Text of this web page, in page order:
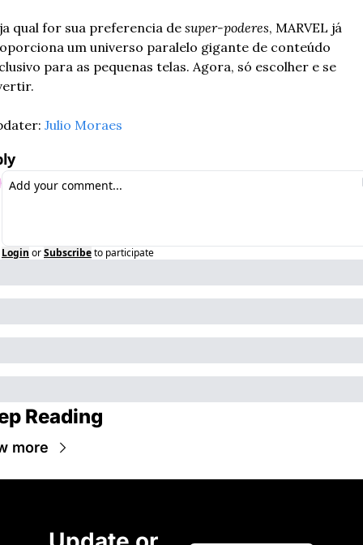
qual for sua preferencia de super-poderes, MARVEL já
um universo paralelo gigante de conteúdo
para as pequenas telas. Agora, só escolher e se
Julio Moraes
Login orSubscribeto participate
Reading
more